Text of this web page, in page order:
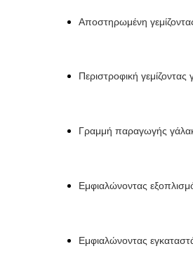
Αποστηρωμένη
Περιστροφική
Γραμμή παραγωγής
Εμφιαλώνοντας
Εμφιαλώνοντας